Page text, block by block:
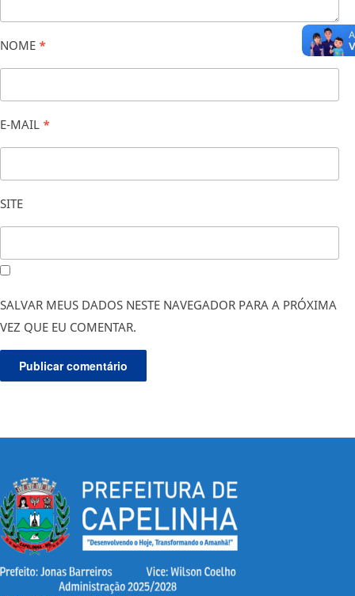
NOME *
E-MAIL *
SITE
SALVAR MEUS DADOS NESTE NAVEGADOR PARA A PRÓXIMA
VEZ QUE EU COMENTAR.